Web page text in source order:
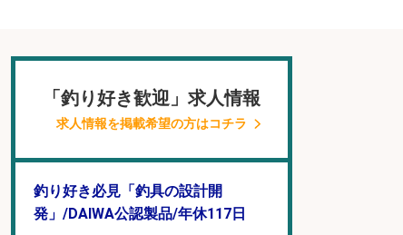
「釣り好き歓迎」求人情報
求人情報を掲載希望の方はコチラ
釣り好き必見「釣具の設計開
発」/DAIWA公認製品/年休117日